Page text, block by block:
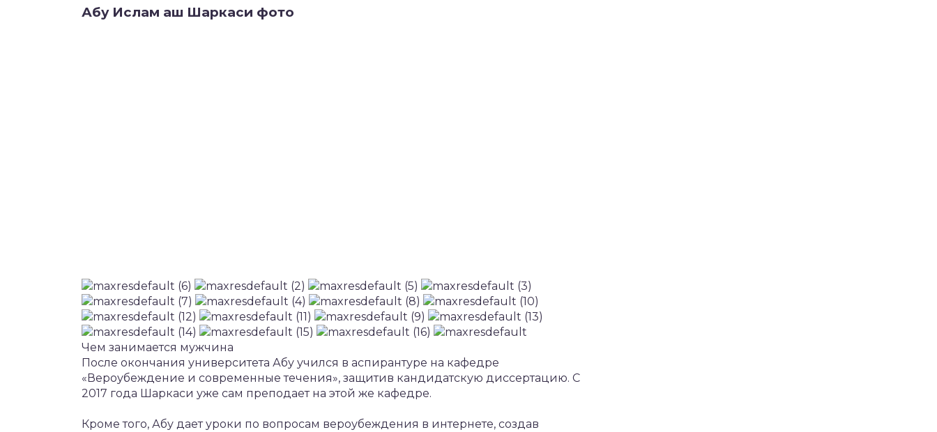
Абу Ислам аш Шаркаси фото
Чем занимается мужчина
После окончания университета Абу учился в аспирантуре на кафедре
«Вероубеждение и современные течения», защитив кандидатскую диссертацию. С
2017 года Шаркаси уже сам преподает на этой же кафедре.
Кроме того, Абу дает уроки по вопросам вероубеждения в интернете, создав